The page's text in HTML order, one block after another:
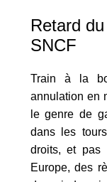
Retard
SNCF
Train à la
annulation en
le genre de
dans les
droits, et pas
Europe, des